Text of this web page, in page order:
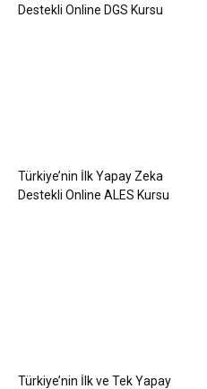
Destekli Online DGS Kursu
Türkiye’nin İlk Yapay Zeka
Destekli Online ALES Kursu
Türkiye’nin İlk ve Tek Yapay